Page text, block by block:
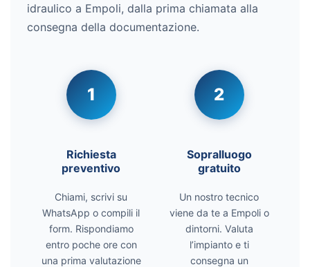
idraulico a Empoli, dalla prima chiamata alla
consegna della documentazione.
1
Richiesta
preventivo
Chiami, scrivi su
WhatsApp o compili il
form. Rispondiamo
entro poche ore con
una prima valutazione
2
Sopralluogo
gratuito
Un nostro tecnico
viene da te a Empoli o
dintorni. Valuta
l’impianto e ti
consegna un